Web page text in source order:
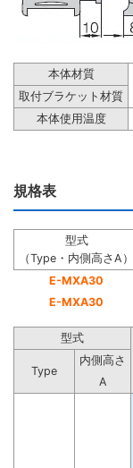
本体材質
取付ブラケット材質
本体使用温度
規格表
型式
（Type・内側高さA）
E-MXA30
E-MXA30
型式
Type
内側高さ
A